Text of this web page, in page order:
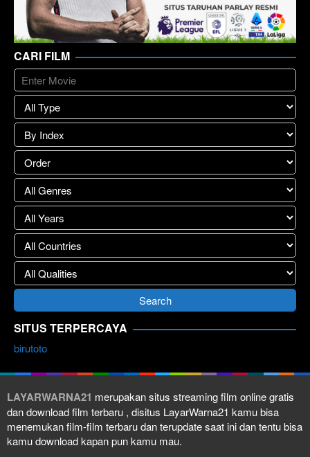
CARI FILM
SITUS TERPERCAYA
birutoto
LAYARWARNA21 merupakan situs streaming film online gratis
dan download film terbaru , disitus LayarWarna21 kamu bisa
menemukan film-film terbaru dan terupdate saat ini dan tentu bisa
kamu download kapan pun kamu mau.